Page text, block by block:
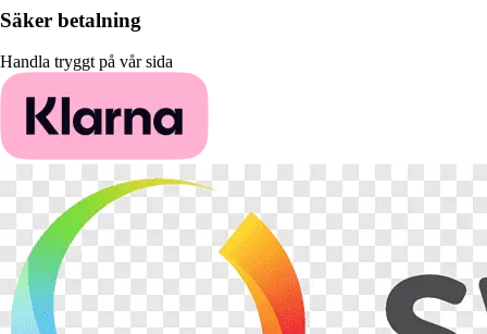
Säker betalning
Handla tryggt på vår sida